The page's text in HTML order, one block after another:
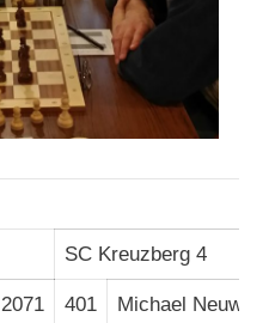
SC Kreuzberg 4
2071 401 Michael Neuwirth